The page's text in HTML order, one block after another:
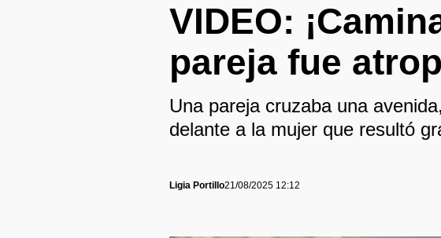
VIDEO:
pareja fue
Una pareja cruzaba una
delante a la mujer que resultó
Ligia Portillo21/08/2025 12:12